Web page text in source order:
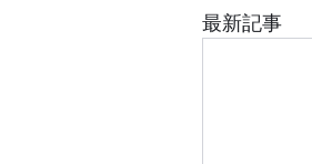
最新記事